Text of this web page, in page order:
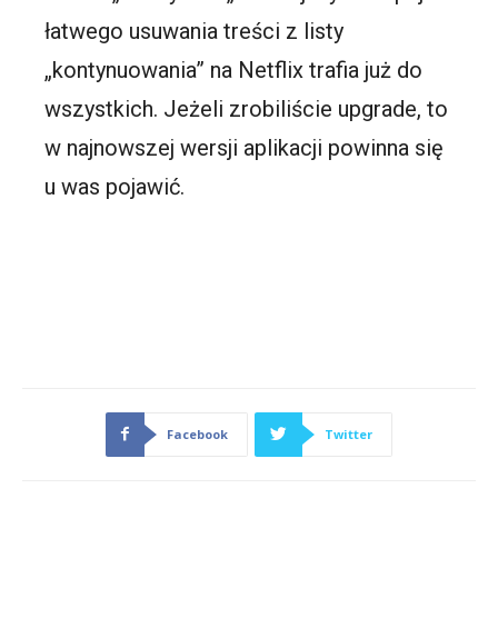
łatwego usuwania treści z listy
„kontynuowania” na Netflix trafia już do
wszystkich. Jeżeli zrobiliście upgrade, to
w najnowszej wersji aplikacji powinna się
u was pojawić.
Facebook Twitter